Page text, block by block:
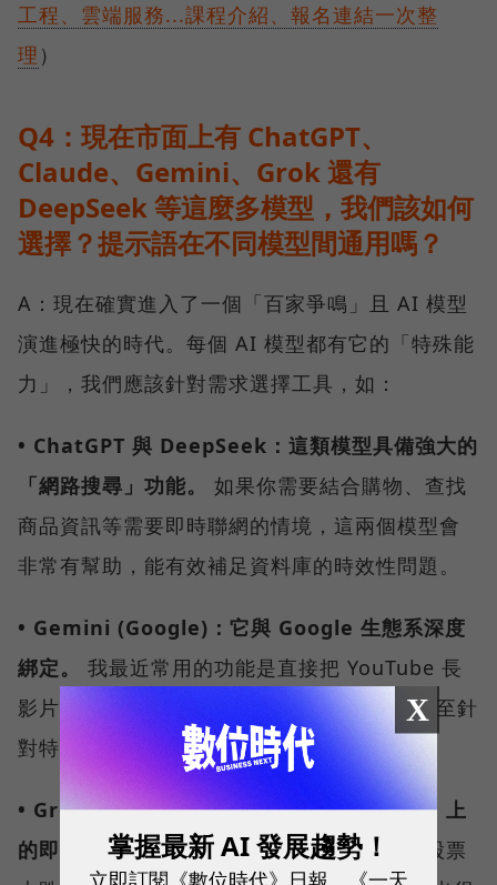
工程、雲端服務...課程介紹、報名連結一次整
理 ）
Q4：現在市面上有 ChatGPT、
Claude、Gemini、Grok 還有
DeepSeek 等這麼多模型，我們該如何
選擇？提示語在不同模型間通用嗎？
A：現在確實進入了一個「百家爭鳴」且 AI 模型
演進極快的時代。每個 AI 模型都有它的「特殊能
力」，我們應該針對需求選擇工具，如：
• ChatGPT 與 DeepSeek：這類模型具備強大的
「網路搜尋」功能。
如果你需要結合購物、查找
商品資訊等需要即時聯網的情境，這兩個模型會
非常有幫助，能有效補足資料庫的時效性問題。
• Gemini (Google)：它與 Google 生態系深度
綁定。
我最近常用的功能是直接把 YouTube 長
影片連結丟給 Gemini，請它幫我做摘要，甚至針
對特定細節提問，這能節省大量時間。
• Grok（X.AI）：它的強項是搜尋 X（推特）上
的即時資訊。如果你想知道為什麼今天某支股票
X
掌握最新 AI 發展趨勢！
立即訂閱《數位時代》日報、《一天